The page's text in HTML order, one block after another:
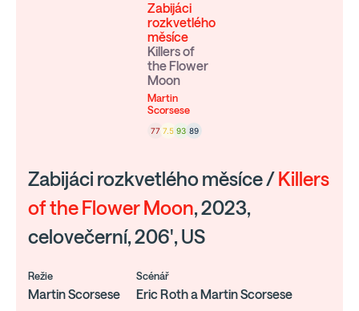
Zabijáci
rozkvetlého
měsíce
Killers of
the Flower
Moon
Martin
Scorsese
77 7.5 93 89
Zabijáci rozkvetlého měsíce / Killers
of the Flower Moon, 2023,
celovečerní, 206', US
Režie
Martin Scorsese
Scénář
Eric Roth a Martin Scorsese